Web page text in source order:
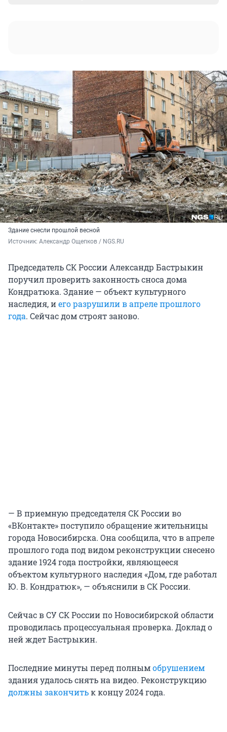
Здание снесли прошлой весной
Источник: Александр Ощепков / NGS.RU
Председатель СК России Александр Бастрыкин
поручил проверить законность сноса дома
Кондратюка. Здание — объект культурного
наследия, иего разрушили в апреле прошлого
года. Сейчас дом строят заново.
— В приемную председателя СК России во
«ВКонтакте» поступило обращение жительницы
города Новосибирска. Она сообщила, что в апреле
прошлого года под видом реконструкции снесено
здание 1924 года постройки, являющееся
объектом культурного наследия «Дом, где работал
Ю. В. Кондратюк», — объяснили в СК России.
Сейчас в СУ СК России по Новосибирской области
проводилась процессуальная проверка. Доклад о
ней ждет Бастрыкин.
Последние минуты перед полнымобрушением
здания удалось снять на видео. Реконструкцию
должны закончитьк концу 2024 года.